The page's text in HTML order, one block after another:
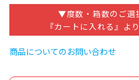
▼度数・箱数のご選
『カートに入れる』よ
商品についてのお問い合わせ